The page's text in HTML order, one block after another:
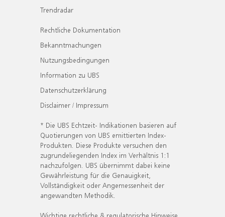
Trendradar
Rechtliche Dokumentation
Bekanntmachungen
Nutzungsbedingungen
Information zu UBS
Datenschutzerklärung
Disclaimer / Impressum
* Die UBS Echtzeit- Indikationen basieren auf
Quotierungen von UBS emittierten Index-
Produkten. Diese Produkte versuchen den
zugrundeliegenden Index im Verhältnis 1:1
nachzufolgen. UBS übernimmt dabei keine
Gewährleistung für die Genauigkeit,
Vollständigkeit oder Angemessenheit der
angewandten Methodik.